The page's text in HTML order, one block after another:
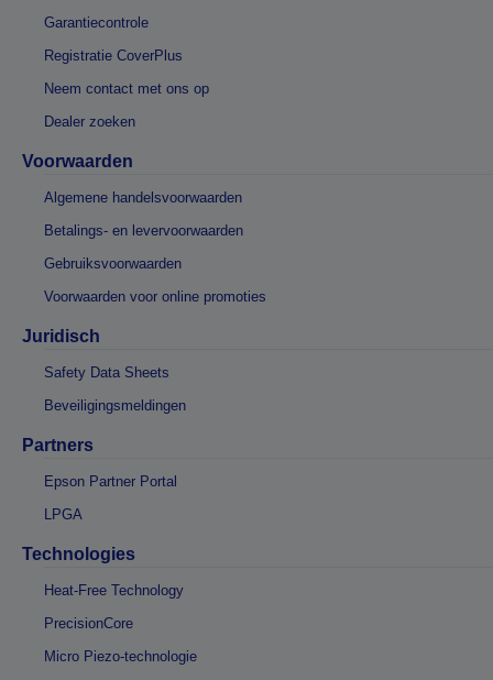
Garantiecontrole
Registratie CoverPlus
Neem contact met ons op
Dealer zoeken
Voorwaarden
Algemene handelsvoorwaarden
Betalings- en levervoorwaarden
Gebruiksvoorwaarden
Voorwaarden voor online promoties
Juridisch
Safety Data Sheets
Beveiligingsmeldingen
Partners
Epson Partner Portal
LPGA
Technologies
Heat-Free Technology
PrecisionCore
Micro Piezo-technologie